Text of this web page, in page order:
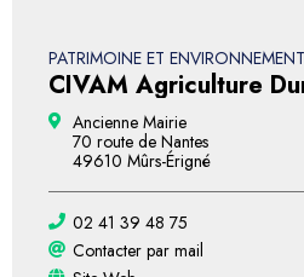
PATRIMOINE ET ENVIRONNEMENT
CIVAM Agriculture
Ancienne Mairie
70 route de Nantes
49610 Mûrs-Érigné
02 41 39 48 75
Contacter par mail